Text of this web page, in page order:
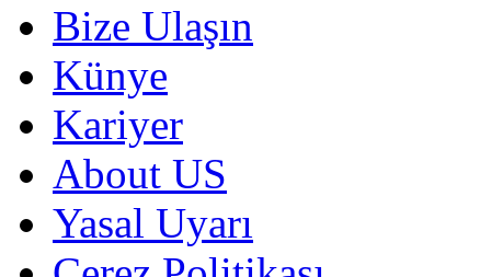
Bize Ulaşın
Künye
Kariyer
About US
Yasal Uyarı